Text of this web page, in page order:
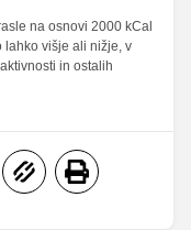
10.23 % 47.14 %
3.04 %
14 %
na osnovi 2000 kCal
lahko višje ali nižje, v
in ostalih